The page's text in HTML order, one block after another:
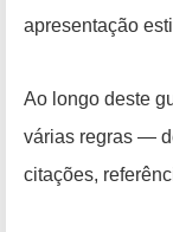
apresentação
Ao longo deste
várias regras —
citações,